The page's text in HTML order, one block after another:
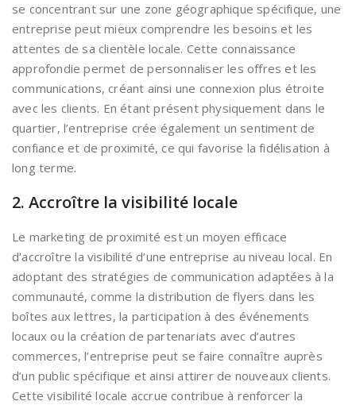
se concentrant sur une zone géographique spécifique, une
entreprise peut mieux comprendre les besoins et les
attentes de sa clientèle locale. Cette connaissance
approfondie permet de personnaliser les offres et les
communications, créant ainsi une connexion plus étroite
avec les clients. En étant présent physiquement dans le
quartier, l’entreprise crée également un sentiment de
confiance et de proximité, ce qui favorise la fidélisation à
long terme.
2. Accroître la visibilité locale
Le marketing de proximité est un moyen efficace
d’accroître la visibilité d’une entreprise au niveau local. En
adoptant des stratégies de communication adaptées à la
communauté, comme la distribution de flyers dans les
boîtes aux lettres, la participation à des événements
locaux ou la création de partenariats avec d’autres
commerces, l’entreprise peut se faire connaître auprès
d’un public spécifique et ainsi attirer de nouveaux clients.
Cette visibilité locale accrue contribue à renforcer la